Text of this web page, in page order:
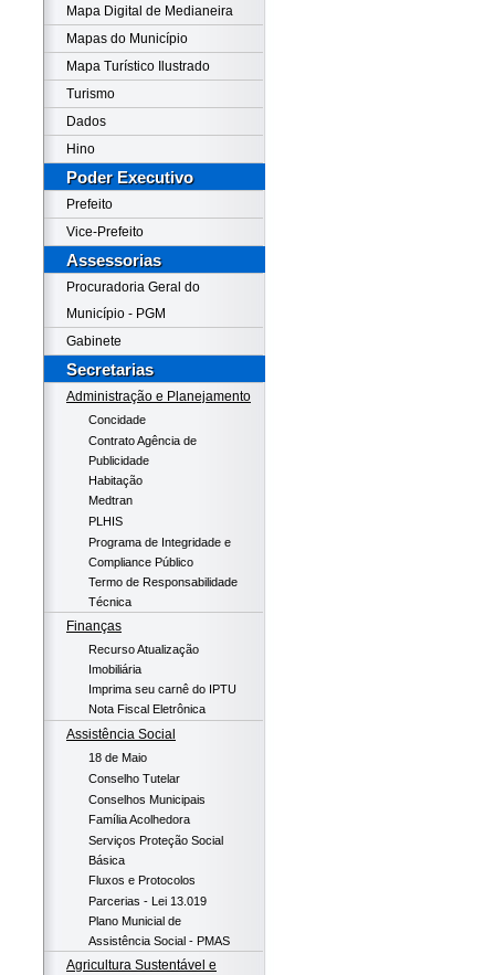
Mapa Digital de Medianeira
Mapas do Município
Mapa Turístico Ilustrado
Turismo
Dados
Hino
Poder Executivo
Prefeito
Vice-Prefeito
Assessorias
Procuradoria Geral do
Município - PGM
Gabinete
Secretarias
Administração e Planejamento
Concidade
Contrato Agência de
Publicidade
Habitação
Medtran
PLHIS
Programa de Integridade e
Compliance Público
Termo de Responsabilidade
Técnica
Finanças
Recurso Atualização
Imobiliária
Imprima seu carnê do IPTU
Nota Fiscal Eletrônica
Assistência Social
18 de Maio
Conselho Tutelar
Conselhos Municipais
Família Acolhedora
Serviços Proteção Social
Básica
Fluxos e Protocolos
Parcerias - Lei 13.019
Plano Municial de
Assistência Social - PMAS
Agricultura Sustentável e